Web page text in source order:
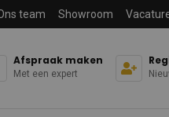
team Showroom
Afspraak maken
Met een expert